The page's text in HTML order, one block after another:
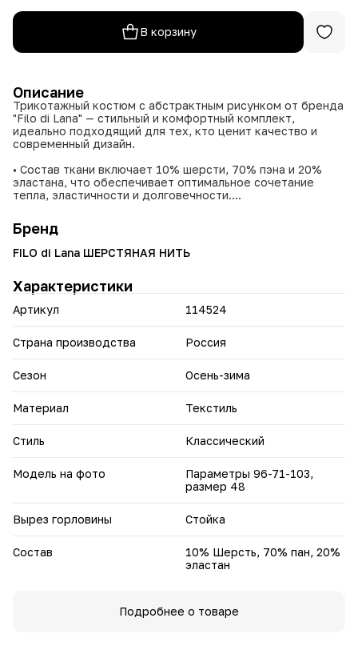
В корзину
Описание
Трикотажный костюм с абстрактным рисунком от бренда
"Filo di Lana" — стильный и комфортный комплект,
идеально подходящий для тех, кто ценит качество и
современный дизайн.
• Состав ткани включает 10% шерсти, 70% пэна и 20%
эластана, что обеспечивает оптимальное сочетание
тепла, эластичности и долговечности.
подобрать вариант, подходящий по фигуре.
• Абстрактный рисунок придаёт костюму оригинальность
и современный художественный акцент.
создания стильного, комфортного образа в
повседневной жизни.
Бренд
FILO di Lana ШЕРСТЯНАЯ НИТЬ
Характеристики
Артикул 114524
Страна производства Россия
Сезон Осень-зима
Материал Текстиль
Стиль Классический
Модель на фото
Параметры 96-71-103,
размер 48
Вырез горловины Стойка
Состав
10% Шерсть, 70% пан, 20%
эластан
Подробнее о товаре